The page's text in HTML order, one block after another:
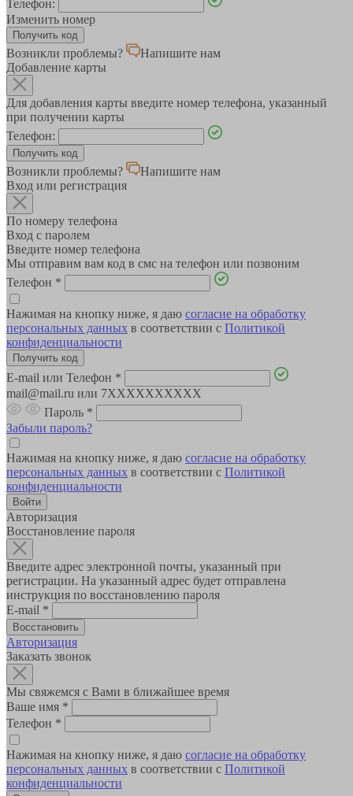
Телефон:
Изменить номер
Возникли проблемы?
Напишите нам
Добавление карты
Для добавления карты введите номер телефона, указанный
при получении карты
Телефон:
Возникли проблемы?
Напишите нам
Вход или регистрация
По номеру телефона
Вход с паролем
Введите номер телефона
Мы отправим вам код в смс на телефон или позвоним
Телефон *
Нажимая на кнопку ниже, я даю согласие на обработку
персональных данных в соответствии с Политикой
конфиденциальности
E-mail или Телефон *
mail@mail.ru или 7XXXXXXXXXX
Пароль *
Забыли пароль?
Нажимая на кнопку ниже, я даю согласие на обработку
персональных данных в соответствии с Политикой
конфиденциальности
Авторизация
Восстановление пароля
Введите адрес электронной почты, указанный при
регистрации. На указанный адрес будет отправлена
инструкция по восстановлению пароля
E-mail *
Авторизация
Заказать звонок
Мы свяжемся с Вами в ближайшее время
Ваше имя *
Телефон *
Нажимая на кнопку ниже, я даю согласие на обработку
персональных данных в соответствии с Политикой
конфиденциальности